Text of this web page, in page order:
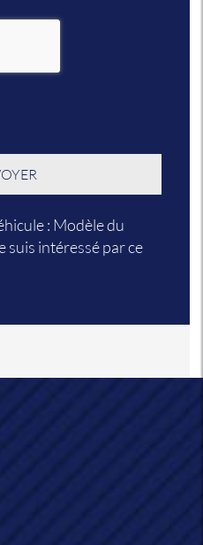
: Modèle du
suis intéressé par ce